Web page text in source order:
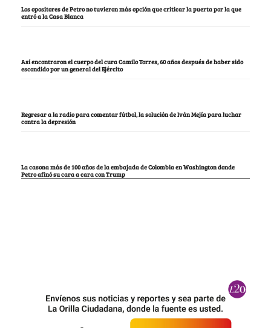
Los opositores de Petro no tuvieron más opción que criticar la puerta por la que
entró a la Casa Blanca
Así encontraron el cuerpo del cura Camilo Torres, 60 años después de haber sido
escondido por un general del Ejército
Regresar a la radio para comentar fútbol, la solución de Iván Mejía para luchar
contra la depresión
La casona más de 100 años de la embajada de Colombia en Washington donde
Petro afinó su cara a cara con Trump